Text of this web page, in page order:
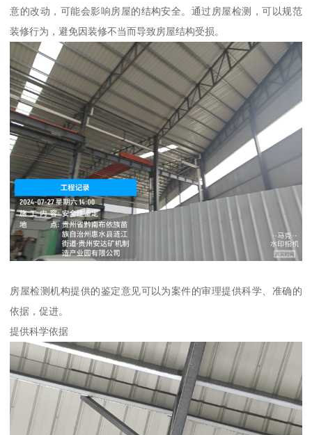
意的改动，可能会影响房屋的结构安全。通过房屋检测，可以规范
装修行为，避免因装修不当而导致房屋结构受损。
房屋检测机构提供的鉴定意见可以为案件的审理提供科学、准确的
依据，促进。
提供科学依据